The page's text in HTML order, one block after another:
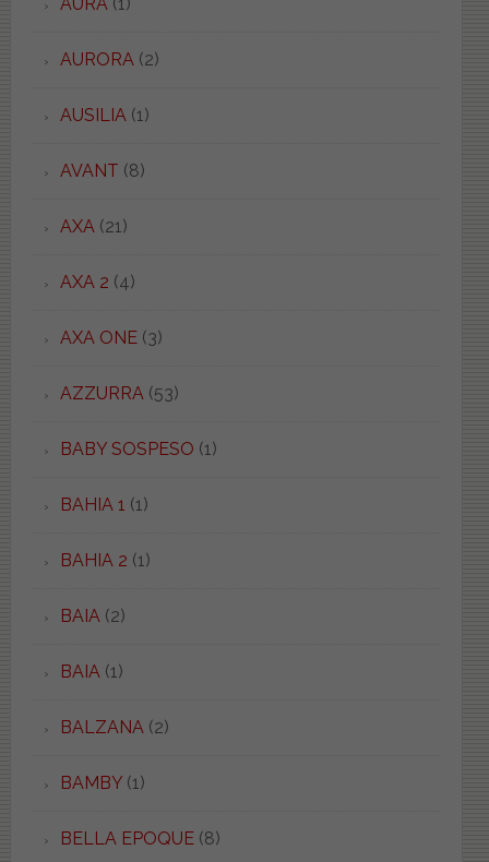
AURORA (2)
AUSILIA (1)
AVANT (8)
AXA (21)
AXA 2 (4)
AXA ONE(3)
AZZURRA (53)
BABY SOSPESO (1)
BAHIA 1 (1)
BAHIA 2 (1)
BAIA (2)
BAIA (1)
BALZANA (2)
BAMBY(1)
BELLA EPOQUE(8)